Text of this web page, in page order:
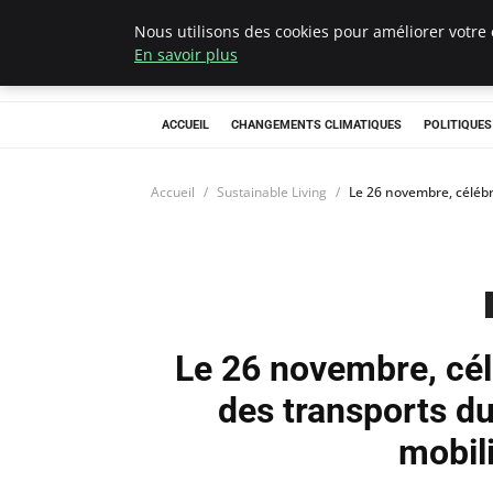
ACCUEIL CHANGEMENTS CLIMATIQUES
Accueil Sustainable Living Le 26 novembre,
Le 26 novembre,
des transports
Nous utilisons des cookies pour améliorer
En savoir plus